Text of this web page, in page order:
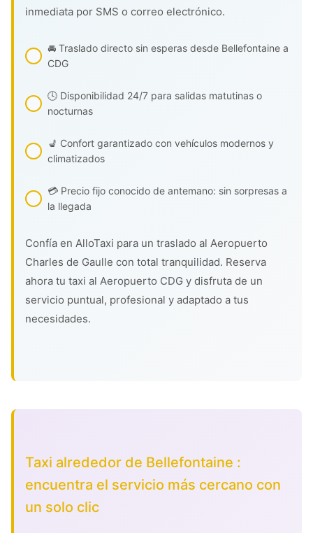
inmediata por SMS o correo electrónico.
🚘 Traslado directo sin esperas desde Bellefontaine a
CDG
🕓 Disponibilidad 24/7 para salidas matutinas o
nocturnas
💺 Confort garantizado con vehículos modernos y
climatizados
💳 Precio fijo conocido de antemano: sin sorpresas a
la llegada
Confía en AlloTaxi para un traslado al Aeropuerto
Charles de Gaulle con total tranquilidad. Reserva
ahora tu taxi al Aeropuerto CDG y disfruta de un
servicio puntual, profesional y adaptado a tus
necesidades.
Taxi alrededor de Bellefontaine :
encuentra el servicio más cercano con
un solo clic